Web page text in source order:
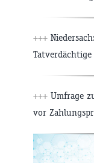
+++
+++ Umfrage
vor